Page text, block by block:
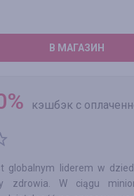
В МАГАЗИН
% кэшбэк с
globalnym liderem w
zdrowia. W ciągu